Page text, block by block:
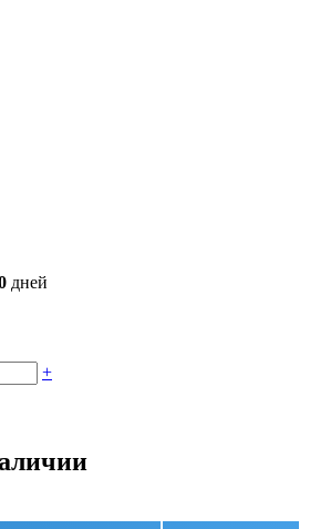
дней
+